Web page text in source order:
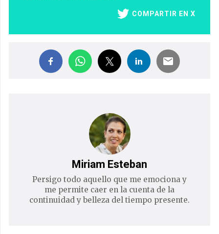
COMPARTIR EN X
Miriam Esteban
Persigo todo aquello que me emociona y
me permite caer en la cuenta de la
continuidad y belleza del tiempo presente.